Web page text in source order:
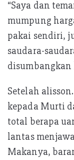
“Saya dan
mumpung
pakai sendiri,
saudara-
Setelah
kepada Murti
total berapa
lantas
Makanya,